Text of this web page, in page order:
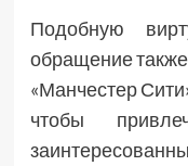
Подобную
обращение
«Манчестер
чтобы